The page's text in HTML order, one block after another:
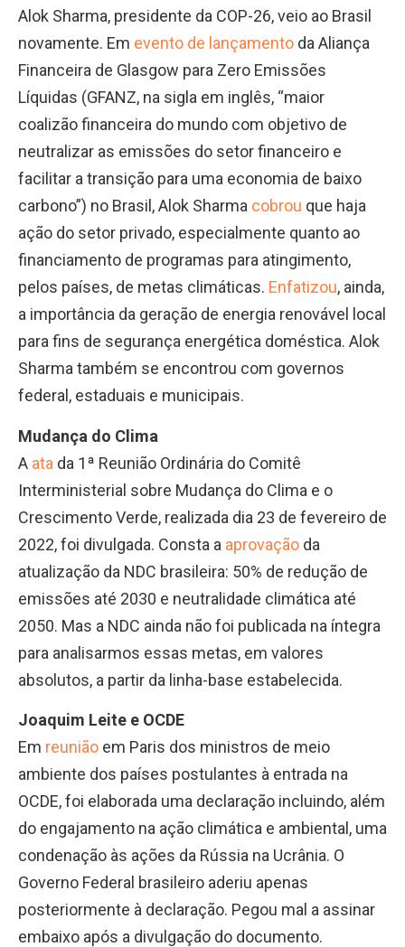
Alok Sharma, presidente da COP-26, veio ao Brasil
novamente. Em evento de lançamento da Aliança
Financeira de Glasgow para Zero Emissões
Líquidas (GFANZ, na sigla em inglês, “maior
coalizão financeira do mundo com objetivo de
neutralizar as emissões do setor financeiro e
facilitar a transição para uma economia de baixo
carbono”) no Brasil, Alok Sharma cobrou que haja
ação do setor privado, especialmente quanto ao
financiamento de programas para atingimento,
pelos países, de metas climáticas. Enfatizou, ainda,
a importância da geração de energia renovável local
para fins de segurança energética doméstica. Alok
Sharma também se encontrou com governos
federal, estaduais e municipais.
Mudança do Clima
A ata da 1ª Reunião Ordinária do Comitê
Interministerial sobre Mudança do Clima e o
Crescimento Verde, realizada dia 23 de fevereiro de
2022, foi divulgada. Consta a aprovação da
atualização da NDC brasileira: 50% de redução de
emissões até 2030 e neutralidade climática até
2050. Mas a NDC ainda não foi publicada na íntegra
para analisarmos essas metas, em valores
absolutos, a partir da linha-base estabelecida.
Joaquim Leite e OCDE
Em reunião em Paris dos ministros de meio
ambiente dos países postulantes à entrada na
OCDE, foi elaborada uma declaração incluindo, além
do engajamento na ação climática e ambiental, uma
condenação às ações da Rússia na Ucrânia. O
Governo Federal brasileiro aderiu apenas
posteriormente à declaração. Pegou mal a assinar
embaixo após a divulgação do documento.